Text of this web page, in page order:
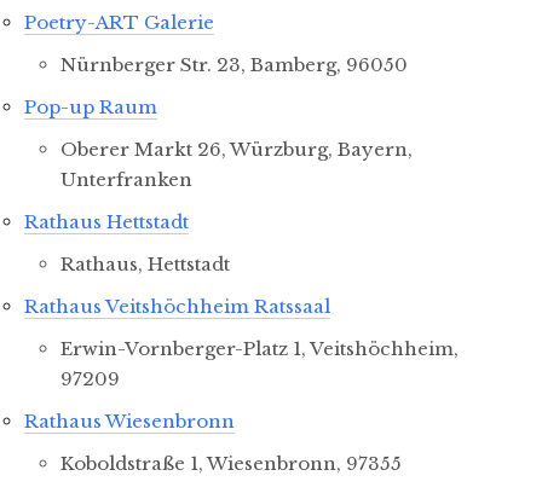
Poetry-ART Galerie
Nürnberger Str. 23, Bamberg, 96050
Pop-up Raum
Oberer Markt 26, Würzburg, Bayern,
Unterfranken
Rathaus Hettstadt
Rathaus, Hettstadt
Rathaus Veitshöchheim Ratssaal
Erwin-Vornberger-Platz 1, Veitshöchheim,
97209
Rathaus Wiesenbronn
Koboldstraße 1, Wiesenbronn, 97355